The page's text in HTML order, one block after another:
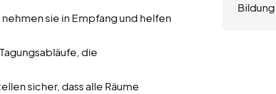
sie in Empfang und helfen
die
sicher, dass alle Räume
Bildung